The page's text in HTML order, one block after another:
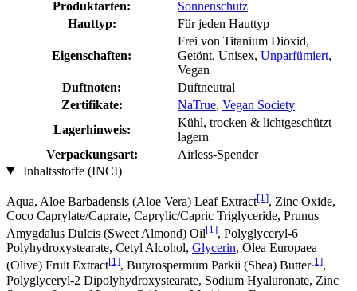
Produktarten:
Sonnenschutz
Hauttyp:
Für jeden Hauttyp
Eigenschaften:
Frei von Titanium Dioxid,
Getönt, Unisex, Unparfümiert,
Vegan
Duftnoten:
Duftneutral
Zertifikate:
NaTrue, Vegan Society
Lagerhinweis:
Kühl, trocken & lichtgeschützt
lagern
Verpackungsart:
Airless-Spender
Inhaltsstoffe (INCI)
Aqua, Aloe Barbadensis (Aloe Vera) Leaf Extract[1], Zinc Oxide,
Coco Caprylate/Caprate, Caprylic/Capric Triglyceride, Prunus
Amygdalus Dulcis (Sweet Almond) Oil[1], Polyglyceryl-6
Polyhydroxystearate, Cetyl Alcohol, Glycerin, Olea Europaea
(Olive) Fruit Extract[1], Butyrospermum Parkii (Shea) Butter[1],
Polyglyceryl-2 Dipolyhydroxystearate, Sodium Hyaluronate, Zinc